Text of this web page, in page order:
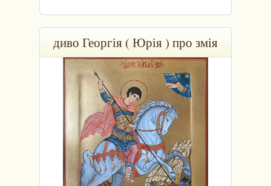
диво Георгія ( Юрія ) про змія